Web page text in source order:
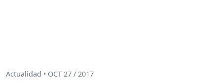
Actualidad • OCT 27 / 2017